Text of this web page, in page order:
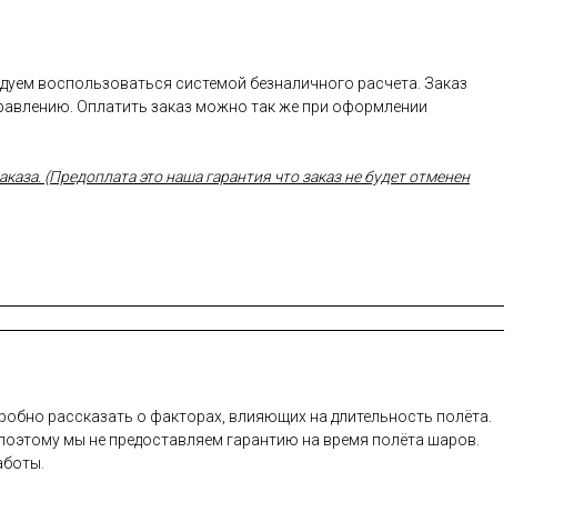
воспользоваться системой безналичного расчета. Заказ
Оплатить заказ можно так же при оформлении
(Предоплата это наша гарантия что заказ не будет отменен
рас­ска­зать о фак­то­рах, вли­яющих на дли­тель­ность по­лёта.
мы не пре­дос­тавля­ем га­ран­тию на вре­мя по­лёта ша­ров.